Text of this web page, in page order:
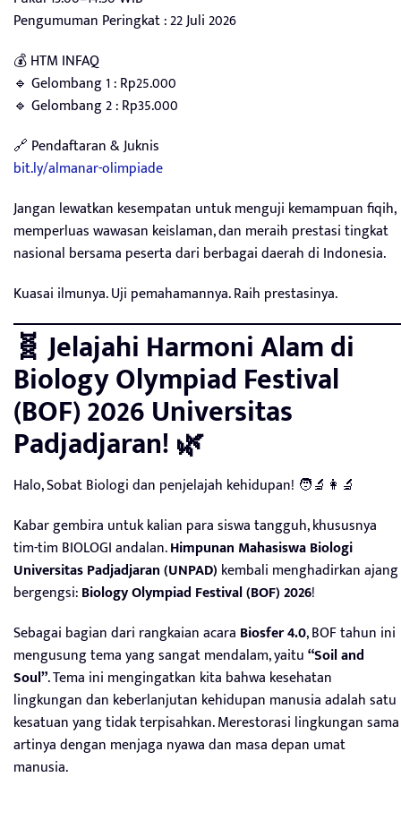
Pengumuman Peringkat : 22 Juli 2026
💰 HTM INFAQ
🔹 Gelombang 1 : Rp25.000
🔹 Gelombang 2 : Rp35.000
🔗 Pendaftaran & Juknis
bit.ly/almanar-olimpiade
Jangan lewatkan kesempatan untuk menguji kemampuan fiqih,
memperluas wawasan keislaman, dan meraih prestasi tingkat
nasional bersama peserta dari berbagai daerah di Indonesia.
Kuasai ilmunya. Uji pemahamannya. Raih prestasinya.
🧬 Jelajahi Harmoni Alam di
Biology Olympiad Festival
(BOF) 2026 Universitas
Padjadjaran! 🌿
Halo, Sobat Biologi dan penjelajah kehidupan! 🧑‍🔬👩‍🔬
Kabar gembira untuk kalian para siswa tangguh, khususnya
tim-tim BIOLOGI andalan.Himpunan Mahasiswa Biologi
Universitas Padjadjaran (UNPAD) kembali menghadirkan ajang
bergengsi:Biology Olympiad Festival (BOF) 2026!
Sebagai bagian dari rangkaian acara Biosfer 4.0, BOF tahun ini
mengusung tema yang sangat mendalam, yaitu“Soil and
Soul”. Tema ini mengingatkan kita bahwa kesehatan
lingkungan dan keberlanjutan kehidupan manusia adalah satu
kesatuan yang tidak terpisahkan. Merestorasi lingkungan sama
artinya dengan menjaga nyawa dan masa depan umat
manusia.